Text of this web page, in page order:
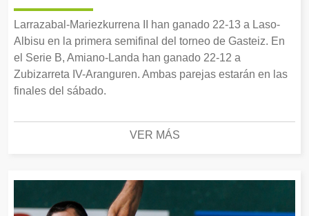
Larrazabal-Mariezkurrena II han ganado 22-13 a Laso-
Albisu en la primera semifinal del torneo de Gasteiz. En
el Serie B, Amiano-Landa han ganado 22-12 a
Zubizarreta IV-Aranguren. Ambas parejas estarán en las
finales del sábado.
VER MÁS